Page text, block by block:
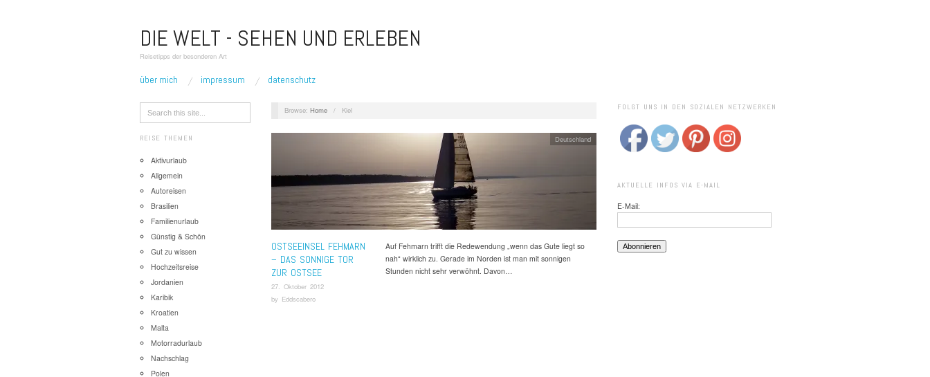
DIE WELT - SEHEN UND ERLEBEN
Reisetipps der besonderen Art
über mich impressum datenschutz
REISE THEMEN
Aktivurlaub
Allgemein
Autoreisen
Brasilien
Familienurlaub
Günstig & Schön
Gut zu wissen
Hochzeitsreise
Jordanien
Karibik
Kroatien
Malta
Motorradurlaub
Nachschlag
Polen
Browse: Home / Kiel
OSTSEEINSEL FEHMARN
– DAS SONNIGE TOR
ZUR OSTSEE
27. Oktober 2012
by Eddscabero
Deutschland
Auf Fehmarn trifft die Redewendung „wenn das Gute liegt so
nah“ wirklich zu. Gerade im Norden ist man mit sonnigen
Stunden nicht sehr verwöhnt. Davon…
FOLGT UNS IN DEN SOZIALEN NETZWERKEN
AKTUELLE INFOS VIA E-MAIL
E-Mail: